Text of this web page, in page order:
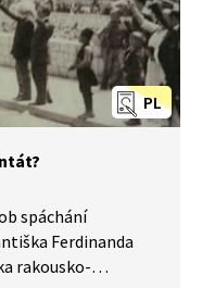
PL
spáchání
Ferdinanda
rakousko-